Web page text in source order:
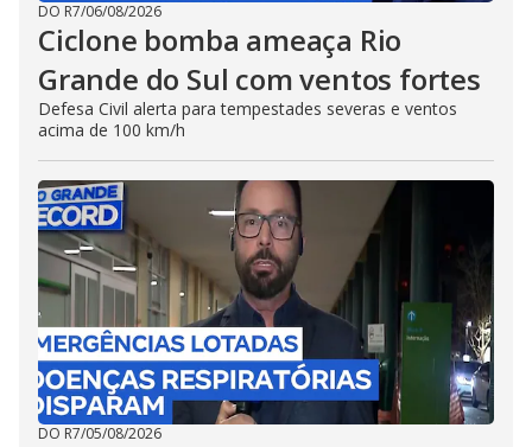
DO R7/06/08/2026
Ciclone bomba ameaça Rio
Grande do Sul com ventos fortes
Defesa Civil alerta para tempestades severas e ventos
acima de 100 km/h
DO R7/05/08/2026